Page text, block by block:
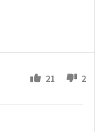
21 2